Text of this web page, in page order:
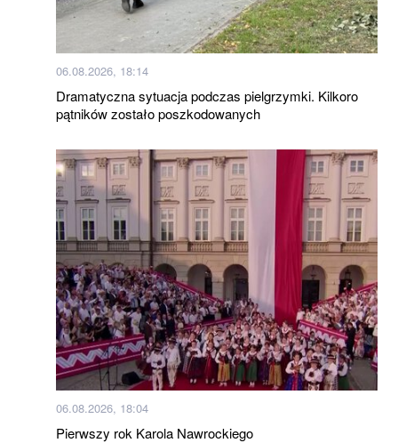
06.08.2026, 18:14
Dramatyczna sytuacja podczas pielgrzymki. Kilkoro
pątników zostało poszkodowanych
06.08.2026, 18:04
Pierwszy rok Karola Nawrockiego